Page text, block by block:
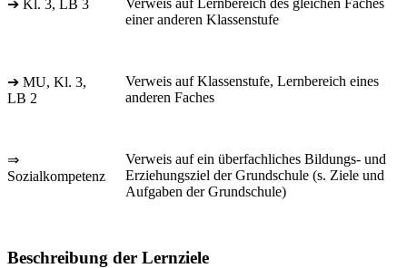
➔ Kl. 3, LB 3
Verweis auf Lernbereich des gleichen Faches
einer anderen Klassenstufe
➔ MU, Kl. 3,
LB 2
Verweis auf Klassenstufe, Lernbereich eines
anderen Faches
⇒
Sozialkompetenz
Verweis auf ein überfachliches Bildungs- und
Erziehungsziel der Grundschule (s. Ziele und
Aufgaben der Grundschule)
Beschreibung der Lernziele